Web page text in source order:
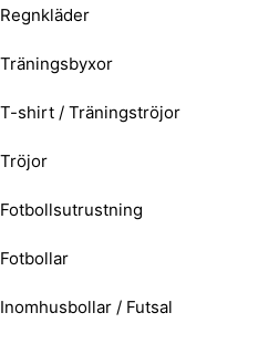
Regnkläder
Träningsbyxor
T-shirt / Träningströjor
Tröjor
Fotbollsutrustning
Fotbollar
Inomhusbollar / Futsal